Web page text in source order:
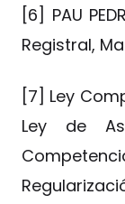
[6] PAU
Registral,
[7] Ley
Ley de